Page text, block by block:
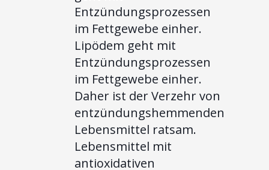
Entzündungsprozessen
im Fettgewebe einher.
Lipödem geht mit
Entzündungsprozessen
im Fettgewebe einher.
Daher ist der Verzehr von
entzündungshemmenden
Lebensmittel ratsam.
Lebensmittel mit
antioxidativen